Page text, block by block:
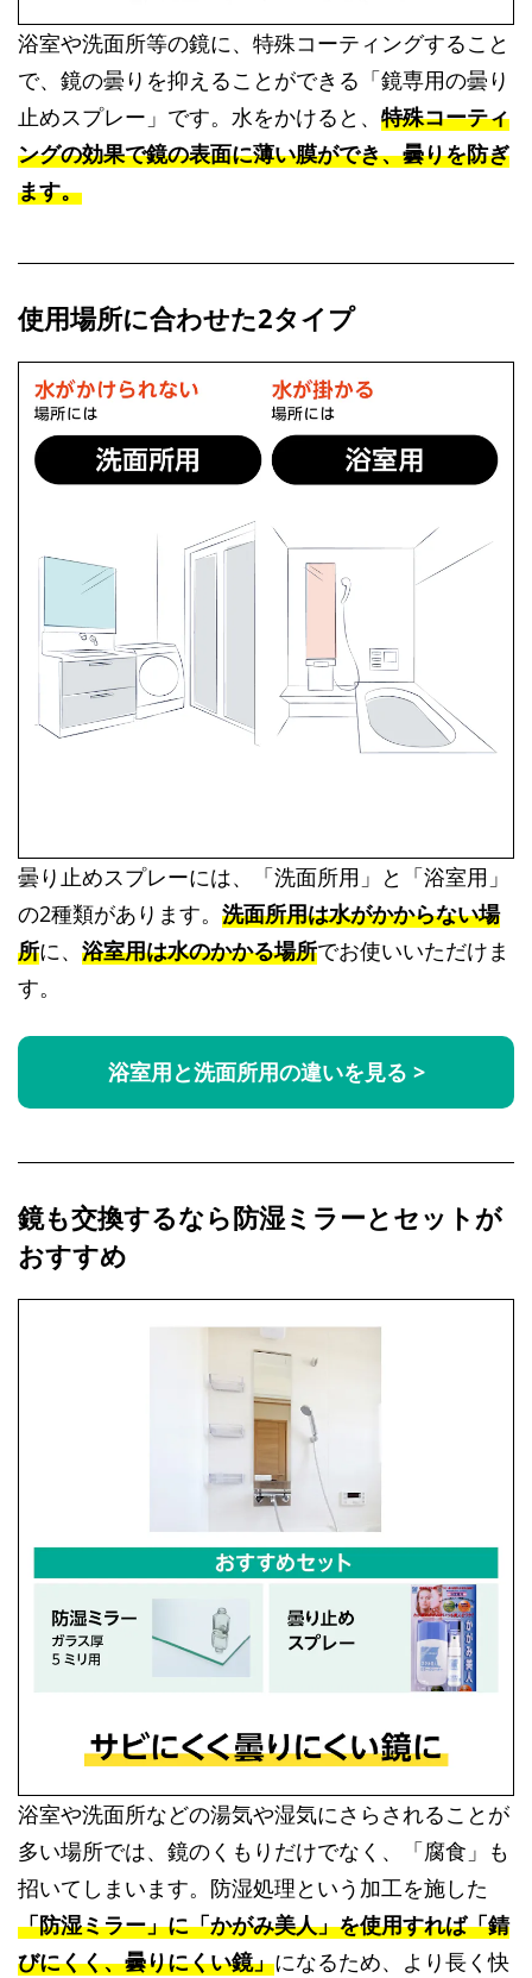
浴室や洗面所等の鏡に、特殊コーティングすること
で、鏡の曇りを抑えることができる「鏡専用の曇り
止めスプレー」です。水をかけると、 特殊コーティ
ングの効果で鏡の表面に薄い膜ができ、曇りを防ぎ
ます。
使用場所に合わせた2タイプ
曇り止めスプレーには、「洗面所用」と「浴室用」
の2種類があります。 洗面所用は水がかからない場
所に、 浴室用は水のかかる場所でお使いいただけま
す。
浴室用と洗面所用の違いを見る >
鏡も交換するなら防湿ミラーとセットが
おすすめ
浴室や洗面所などの湯気や湿気にさらされることが
多い場所では、鏡のくもりだけでなく、「腐食」も
招いてしまいます。防湿処理という加工を施した
「防湿ミラー」に「かがみ美人」を使用すれば「錆
びにくく、曇りにくい鏡」になるため、より長く快